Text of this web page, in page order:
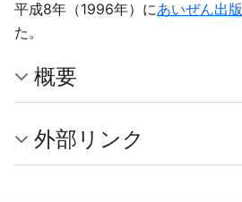
平成8年（1996年）にあいぜん出版
た。
概要
外部リンク